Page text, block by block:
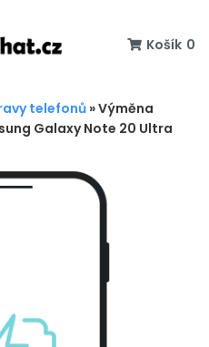
Košík 0
telefonů »Výměna
Galaxy Note 20 Ultra